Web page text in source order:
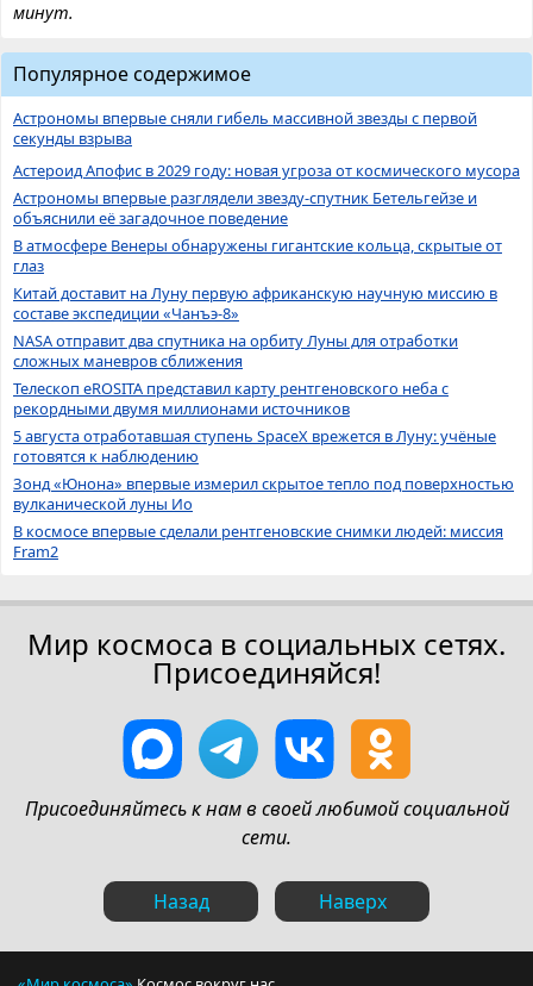
минут.
Популярное содержимое
Астрономы впервые сняли гибель массивной звезды с первой
секунды взрыва
Астероид Апофис в 2029 году: новая угроза от космического мусора
Астрономы впервые разглядели звезду-спутник Бетельгейзе и
объяснили её загадочное поведение
В атмосфере Венеры обнаружены гигантские кольца, скрытые от
глаз
Китай доставит на Луну первую африканскую научную миссию в
составе экспедиции «Чанъэ-8»
NASA отправит два спутника на орбиту Луны для отработки
сложных маневров сближения
Телескоп eROSITA представил карту рентгеновского неба с
рекордными двумя миллионами источников
5 августа отработавшая ступень SpaceX врежется в Луну: учёные
готовятся к наблюдению
Зонд «Юнона» впервые измерил скрытое тепло под поверхностью
вулканической луны Ио
В космосе впервые сделали рентгеновские снимки людей: миссия
Fram2
Мир космоса в социальных сетях.
Присоединяйся!
Присоединяйтесь к нам в своей любимой социальной
сети.
Назад Наверх